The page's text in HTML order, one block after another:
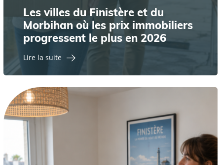
Les villes du Finistère et du
Morbihan où les prix immobiliers
progressent le plus en 2026
Lire la suite